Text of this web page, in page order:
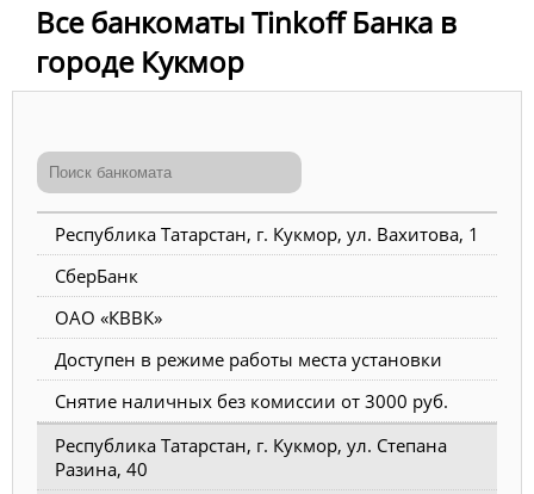
Все банкоматы Tinkoff Банка в
городе Кукмор
Республика Татарстан, г. Кукмор, ул. Вахитова, 1
СберБанк
ОАО «КВВК»
Доступен в режиме работы места установки
Снятие наличных без комиссии от 3000 руб.
Республика Татарстан, г. Кукмор, ул. Степана
Разина, 40